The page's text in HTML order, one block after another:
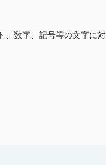
、数字、記号等の文字に対